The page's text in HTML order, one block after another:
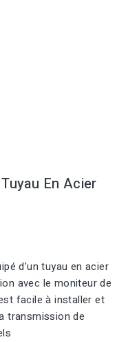
En Acier
d'un tuyau en acier
avec le moniteur de
facile à installer et
transmission de